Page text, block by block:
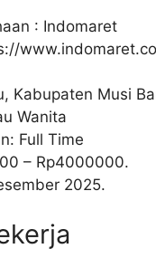
: Indomaret
Kabupaten Musi
Wanita
Full Time
– Rp4000000.
2025.